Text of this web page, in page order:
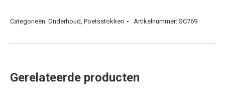
Categorieën: Onderhoud, Poetsstokken Artikelnummer: SC769
Gerelateerde producten